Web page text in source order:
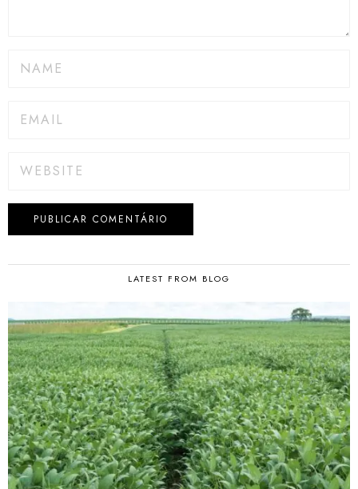
LATEST FROM BLOG